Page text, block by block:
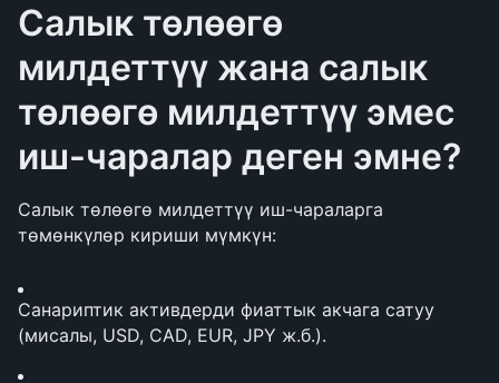
Салык төлөөгө
милдеттүү жана салык
төлөөгө милдеттүү эмес
иш-чаралар деген эмне?
Салык төлөөгө милдеттүү иш-чараларга
төмөнкүлөр кириши мүмкүн:
Санариптик активдерди фиаттык акчага сатуу
(мисалы, USD, CAD, EUR, JPY ж.б.).